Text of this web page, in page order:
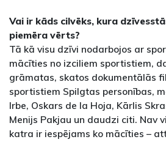
Vai ir kāds cilvēks, kura
piemēra vērts?
Tā kā visu dzīvi nodarbojos ar
mācīties no izciliem sportistiem,
grāmatas, skatos dokumentālās
sportistiem Spilgtas personības,
Irbe, Oskars de la Hoja, Kārlis
Menijs Pakjau un daudzi citi. Nav
katra ir iespējams ko mācīties –